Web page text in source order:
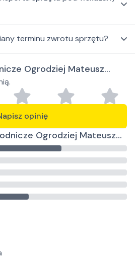
terminu zwrotu sprzętu?
Ogrodziej Mateusz
opinię
Ogrodziej Mateusz